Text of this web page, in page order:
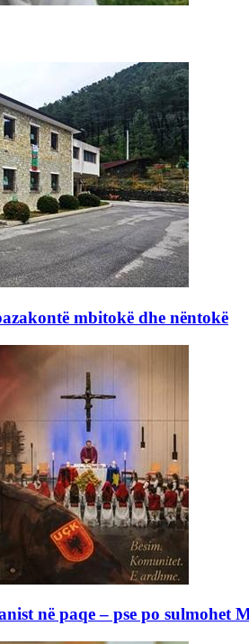
mbitokë dhe nëntokë
në paqe – pse po sulmohet